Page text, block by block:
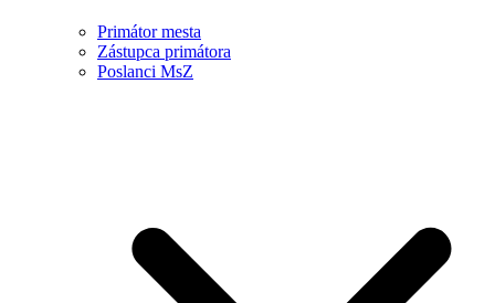
Primátor mesta
Zástupca primátora
Poslanci MsZ